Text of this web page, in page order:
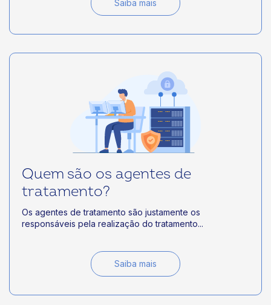
Saiba mais
Quem são os agentes de
tratamento?
Os agentes de tratamento são justamente os
responsáveis pela realização do tratamento...
Saiba mais